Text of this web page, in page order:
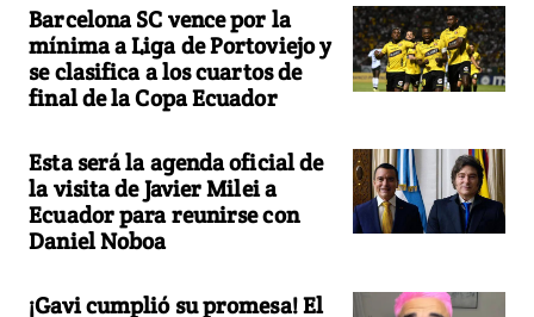
Barcelona SC vence por la
mínima a Liga de Portoviejo y
se clasifica a los cuartos de
final de la Copa Ecuador
Esta será la agenda oficial de
la visita de Javier Milei a
Ecuador para reunirse con
Daniel Noboa
¡Gavi cumplió su promesa! El